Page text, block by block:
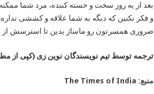
بعد از یه روز سخت و خسته کننده، مرد شما
و فکر نکنین که دیگه به شما علاقه و کششی
ضروری همسرتون رو ماساژ بدین تا استرسش از
ترجمه توسط تیم نویسندگان نوین زی (کپی از
منبع: The Times of India